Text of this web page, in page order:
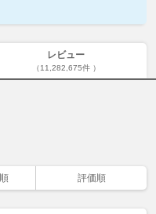
レビュー
（11,282,675件 ）
評価順